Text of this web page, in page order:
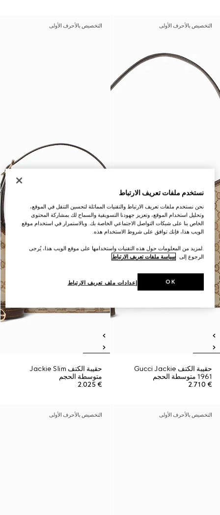
التخصيص بالأحرف الأولى
حقيبة الكتف Gucci Jackie
1961 متوسطة الحجم
€ 2.710
التخصيص بالأحرف الأولى
حقيبة الكتف Jackie Slim
متوسطة الحجم
€ 2.025
التخصيص بالأحرف الأولى التخصيص بالأحرف الأولى
نستخدم ملفات تعريف الارتباط
نحن نستخدم ملفات تعريف الارتباط والتقنيات المماثلة لتحسين التنقل في الموقع،
وتحليل استخدام الموقع، وتعزيز جهودنا التسويقية والسماح لك بمشاركة المحتوى
الخاص بنا على شبكات التواصل الاجتماعي الخاصة بك. وبالاستمرار في استخدام موقع
الويب هذا، فإنك توافق على شروط الاستخدام هذه.
.لمزيد من المعلومات حول هذه التقنيات واستخدامها على موقع الويب هذا، يُرجى
الرجوع إلى سياسة ملفات تعريف الارتباط
إعدادات ملف تعريف الارتباط OK